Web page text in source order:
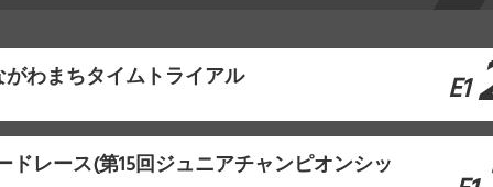
わまちタイムトライアル E1
ドレース(第15回ジュニアチャンピオンシッ